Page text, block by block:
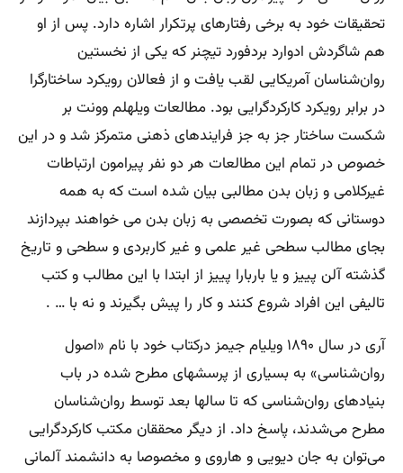
تحقیقات خود به برخی رفتارهای پرتکرار اشاره دارد. پس از او
هم شاگردش ادوارد بردفورد تیچنر که یکی از نخستین
روان‌شناسان آمریکایی لقب یافت و از فعالان رویکرد ساختارگرا
در برابر رویکرد کارکردگرایی بود. مطالعات ویلهلم وونت بر
شکست ساختار جز به جز فرایندهای ذهنی متمرکز شد و در این
خصوص در تمام این مطالعات هر دو نفر پیرامون ارتباطات
غیرکلامی و زبان بدن مطالبی بیان شده است که به همه
دوستانی که بصورت تخصصی به زبان بدن می خواهند بپردازند
بجای مطالب سطحی غیر علمی و غیر کاربردی و سطحی و تاریخ
گذشته آلن پییز و یا باربارا پییز از ابتدا با این مطالب و کتب
تالیفی این افراد شروع کنند و کار را پیش بگیرند و نه با … .
آری در سال ۱۸۹۰ ویلیام جیمز درکتاب خود با نام «اصول
روان‌شناسی» به بسیاری از پرسشهای مطرح شده در باب
بنیادهای روان‌شناسی که تا سالها بعد توسط روان‌شناسان
مطرح می‌شدند، پاسخ داد. از دیگر محققان مکتب کارکردگرایی
می‌توان به جان دیویی و هاروی و مخصوصا به دانشمند آلمانی